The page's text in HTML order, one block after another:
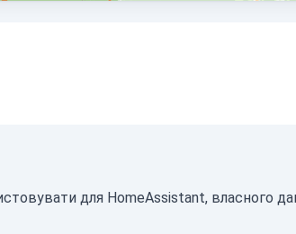
для HomeAssistant, власного